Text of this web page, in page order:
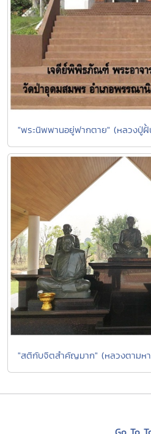
"พระนิพพานอยู่ฟากตาย" (หลวงปู่ฝั้
"สติกับจิตสำคัญมาก" (หลวงตาม